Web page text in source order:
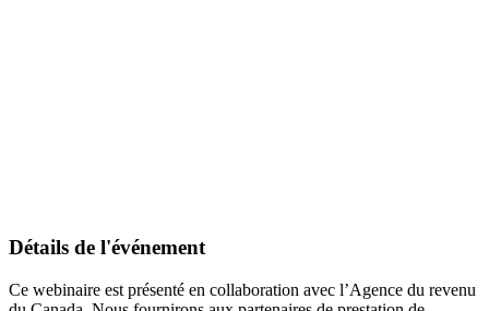
Détails de l'événement
Ce webinaire est présenté en collaboration avec l’Agence du revenu